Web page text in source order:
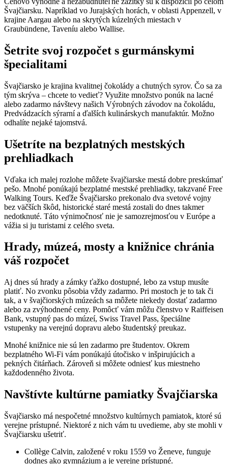
Švajčiarsku. Napríklad vo Jurajských horách, v oblasti Appenzell, v
krajine Aargau alebo na skrytých kúzelných miestach v
Graubündene, Taveníu alebo Wallise.
Šetrite svoj rozpočet s gurmánskymi
špecialitami
Švajčiarsko je krajina kvalitnej čokolády a chutných syrov. Čo sa za
tým skrýva – chcete to vedieť? Využite množstvo ponúk na lacné
alebo zadarmo návštevy našich Výrobných závodov na čokoládu,
Predvádzacích sýrarní a ďalších kulinárskych manufaktúr. Možno
odhalíte nejaké tajomstvá.
Ušetríte na bezplatných mestských
prehliadkach
Vďaka ich malej rozlohe môžete švajčiarske mestá dobre preskúmať
pešo. Mnohé ponúkajú bezplatné mestské prehliadky, takzvané Free
Walking Tours. Keďže Švajčiarsko prekonalo dva svetové vojny
bez väčších škôd, historické staré mestá zostali do dnes takmer
nedotknuté. Táto výnimočnosť nie je samozrejmosťou v Európe a
vážia si ju turistami z celého sveta.
Hrady, múzeá, mosty a knižnice chránia
váš rozpočet
Aj dnes sú hrady a zámky ťažko dostupné, lebo za vstup musíte
platiť. No zvonku pôsobia vždy zadarmo. Pri mostoch je to tak či
tak, a v švajčiorských múzeách sa môžete niekedy dostať zadarmo
alebo za zvýhodnené ceny. Pomôcť vám môžu členstvo v Raiffeisen
Bank, vstupný pas do múzeí, Swiss Travel Pass, špeciálne
vstupenky na verejnú dopravu alebo študentský preukaz.
Mnohé knižnice nie sú len zadarmo pre študentov. Okrem
bezplatného Wi-Fi vám ponúkajú útočisko v inšpirujúcich a
pekných čitárňach. Zároveň si môžete odniesť kus miestneho
každodenného života.
Navštívte kultúrne pamiatky Švajčiarska
Švajčiarsko má nespočetné množstvo kultúrnych pamiatok, ktoré sú
verejne prístupné. Niektoré z nich vám tu uvedieme, aby ste mohli v
Švajčiarsku ušetriť.
Collège Calvin, založené v roku 1559 vo Ženeve, funguje
dodnes ako gymnázium a je verejne prístupné.